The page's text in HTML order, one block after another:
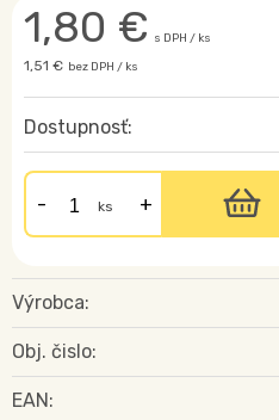
1,80 € s DPH / ks
1,51 € bez DPH / ks
Dostupnosť:
ks
Výrobca:
Obj. čislo:
EAN: